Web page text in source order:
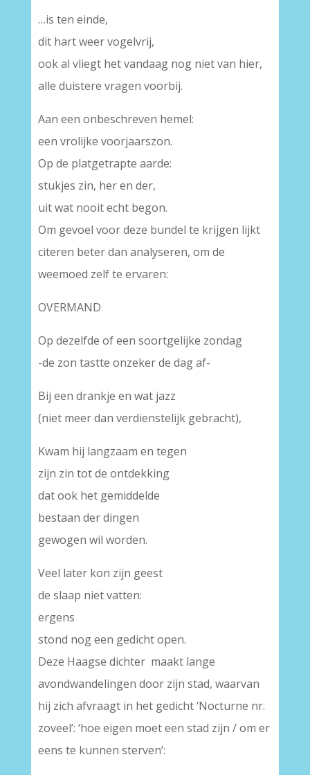
…is ten einde,
dit hart weer vogelvrij,
ook al vliegt het vandaag nog niet van hier,
alle duistere vragen voorbij.
Aan een onbeschreven hemel:
een vrolijke voorjaarszon.
Op de platgetrapte aarde:
stukjes zin, her en der,
uit wat nooit echt begon.
Om gevoel voor deze bundel te krijgen lijkt
citeren beter dan analyseren, om de
weemoed zelf te ervaren:
OVERMAND
Op dezelfde of een soortgelijke zondag
-de zon tastte onzeker de dag af-
Bij een drankje en wat jazz
(niet meer dan verdienstelijk gebracht),
Kwam hij langzaam en tegen
zijn zin tot de ontdekking
dat ook het gemiddelde
bestaan der dingen
gewogen wil worden.
Veel later kon zijn geest
de slaap niet vatten:
ergens
stond nog een gedicht open.
Deze Haagse dichter maakt lange
avondwandelingen door zijn stad, waarvan
hij zich afvraagt in het gedicht ‘Nocturne nr.
zoveel’: ‘hoe eigen moet een stad zijn / om er
eens te kunnen sterven’: